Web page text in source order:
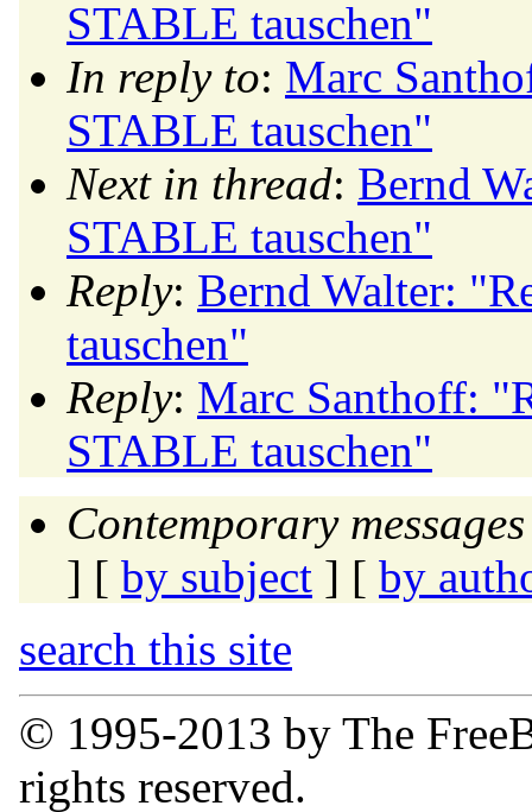
STABLE tauschen"
In reply to: Marc
STABLE tauschen"
Next in thread: Bernd
STABLE tauschen"
Reply: Bernd Walter:
tauschen"
Reply: Marc Santhoff:
STABLE tauschen"
Contemporary
] [ by subject ] [ by
search this site
© 1995-2013 by The
rights reserved.